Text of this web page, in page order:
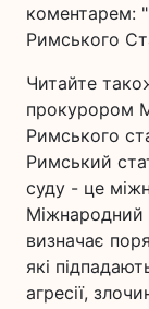
коментарем:
Римського
Читайте
прокурором
Римського
Римський
суду - це
Міжнародний
визначає
які
агресії,